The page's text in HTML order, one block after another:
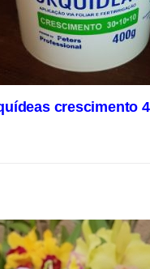
crescimento